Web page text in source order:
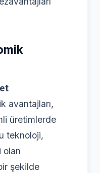
avantajları,
üretimlerde
teknoloji,
olan
şekilde